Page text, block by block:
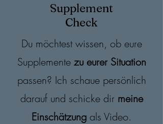
Supplement
Check
Du möchtest wissen, ob eure
Supplemente zu eurer Situation
passen? Ich schaue persönlich
darauf und schicke dir meine
Einschätzung als Video.